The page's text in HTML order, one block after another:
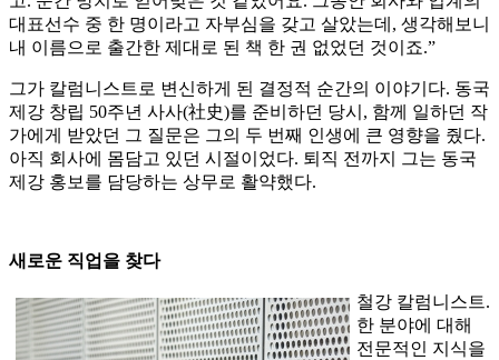
대표선수 중 한 명이라고 자부심을 갖고 살았는데, 생각해보니
내 이름으로 출간한 제대로 된 책 한 권 없었던 것이죠.”
그가 칼럼니스트로 변신하게 된 결정적 순간의 이야기다. 동국
제강 창립 50주년 사사(社史)를 준비하던 당시, 함께 일하던 작
가에게 받았던 그 질문은 그의 두 번째 인생에 큰 영향을 줬다.
아직 회사에 몸담고 있던 시절이었다. 퇴직 전까지 그는 동국
제강 홍보를 담당하는 상무로 활약했다.
새로운 직업을 찾다
철강 칼럼니스트.
한 분야에 대해
전문적인 지식을